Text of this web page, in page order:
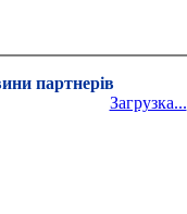
партнерів
Загрузка...